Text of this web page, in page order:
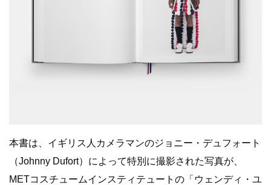
本書は、イギリス人カメラマンのジョニー・デュフォート
（Johnny Dufort）によって特別に撮影された写真が、
METコスチュームインスティテュートの「ウェンディ・ユ